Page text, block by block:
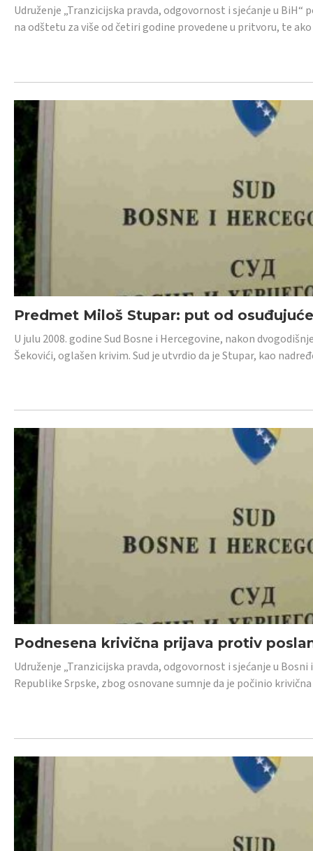
Udruženje „Tranzicijska pravda, odgovornost i sjećanje u
na odštetu za više od četiri godine provedene u pritvoru, te
Predmet Miloš Stupar: put od
U julu 2008. godine Sud Bosne i Hercegovine, nakon
Šekovići, oglašen krivim. Sud je utvrdio da je Stupar, kao
Podnesena krivična prijava protiv
Udruženje „Tranzicijska pravda, odgovornost i sjećanje u
Republike Srpske, zbog osnovane sumnje da je počinio